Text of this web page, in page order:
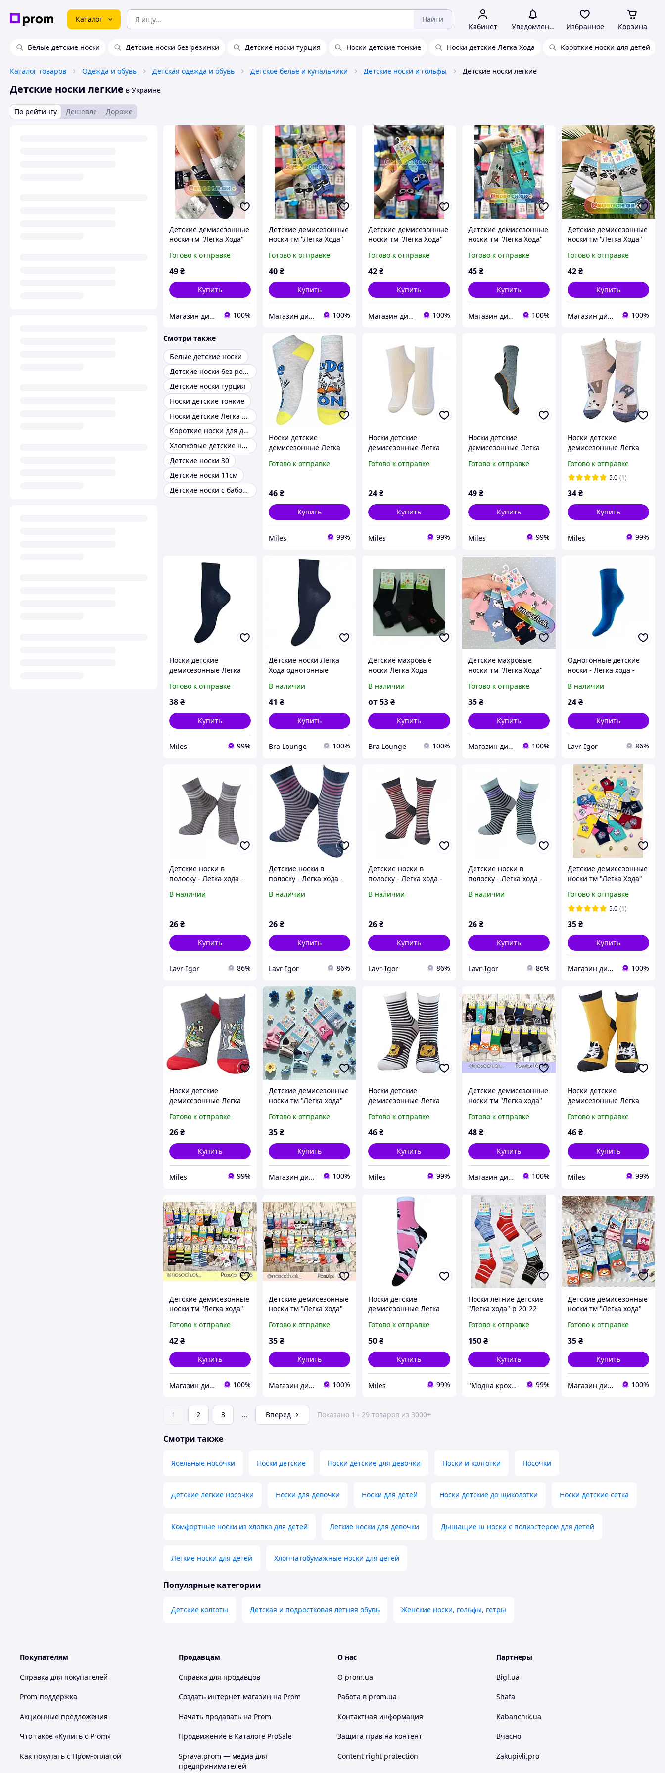
Каталог Найти
Кабинет Уведомления Избранное Корзина
Белые детские носки Детские носки без резинки Детские носки турция Носки детские тонкие Носки детские Легка Хода Короткие носки для детей
Каталог товаров Одежда и обувь Детская одежда и обувь Детское белье и купальники Детские носки и гольфы Детские носки легкие
Детские носки легкие в Украине
По рейтингу Дешевле Дороже
Детские демисезонные
носки тм "Легка Хода"
Готово к отправке
49₴
Купить
Магазин дитячої та дорослої білизни "Носоч`ОК" 100%
Детские демисезонные
носки тм "Легка Хода"
Готово к отправке
40₴
Купить
Магазин дитячої та дорослої білизни "Носоч`ОК" 100%
Детские демисезонные
носки тм "Легка Хода"
Готово к отправке
42₴
Купить
Магазин дитячої та дорослої білизни "Носоч`ОК" 100%
Детские демисезонные
носки тм "Легка Хода"
Готово к отправке
45 ₴
Купить
Магазин дитячої та дорослої білизни "Носоч`ОК" 100%
Детские демисезонные
носки тм "Легка Хода"
Готово к отправке
42₴
Купить
Магазин дитячої та дорослої білизни "Носоч`ОК" 100%
Смотри также
Белые детские носки
Детские носки без резинки
Детские носки турция
Носки детские тонкие
Носки детские Легка Хода
Короткие носки для детей
Хлопковые детские носки
Детские носки 30
Детские носки 11см
Детские носки с бабочкой
Носки детские
демисезонные Легка
22-24р. Серебро-
Готово к отправке
46₴
Купить
Miles 99%
Носки детские
демисезонные Легка
Готово к отправке
24₴
Купить
Miles 99%
Носки детские
демисезонные Легка
Темно-серый меланж
Готово к отправке
49 ₴
Купить
Miles 99%
Носки детские
демисезонные Легка
меланж
Готово к отправке
5.0 (1)
34₴
Купить
Miles 99%
Носки детские
демисезонные Легка
16р. Марине
Готово к отправке
38₴
Купить
Miles 99%
Детские носки Легка
Хода однотонные
В наличии
41 ₴
Купить
Bra Lounge 100%
Детские махровые
носки Легка Хода
В наличии
от53₴
Купить
Bra Lounge 100%
Детские махровые
носки тм "Легка Хода"
Готово к отправке
35 ₴
Купить
Магазин дитячої та дорослої білизни "Носоч`ОК" 100%
Однотонные детские
носки - Легка хода -
В наличии
24₴
Купить
Lavr-Igor 86%
Детские носки в
полоску - Легка хода -
В наличии
26₴
Купить
Lavr-Igor 86%
Детские носки в
полоску - Легка хода -
В наличии
26₴
Купить
Lavr-Igor 86%
Детские носки в
полоску - Легка хода -
В наличии
26₴
Купить
Lavr-Igor 86%
Детские носки в
полоску - Легка хода -
В наличии
26 ₴
Купить
Lavr-Igor 86%
Детские демисезонные
носки тм "Легка Хода"
Готово к отправке
5.0 (1)
35₴
Купить
Магазин дитячої та дорослої білизни "Носоч`ОК" 100%
Носки детские
демисезонные Легка
14-16р. Марине-
меланж
Готово к отправке
26₴
Купить
Miles 99%
Детские демисезонные
носки тм "Легка хода"
Готово к отправке
35₴
Купить
Магазин дитячої та дорослої білизни "Носоч`ОК" 100%
Носки детские
демисезонные Легка
Белый
Готово к отправке
46₴
Купить
Miles 99%
Детские демисезонные
носки тм "Легка хода"
Готово к отправке
48 ₴
Купить
Магазин дитячої та дорослої білизни "Носоч`ОК" 100%
Носки детские
демисезонные Легка
Горчичный
Готово к отправке
46₴
Купить
Miles 99%
Детские демисезонные
носки тм "Легка хода"
Готово к отправке
42₴
Купить
Магазин дитячої та дорослої білизни "Носоч`ОК" 100%
Детские демисезонные
носки тм "Легка хода"
Готово к отправке
35₴
Купить
Магазин дитячої та дорослої білизни "Носоч`ОК" 100%
Носки детские
демисезонные Легка
Розовый
Готово к отправке
50₴
Купить
Miles 99%
Носки летние детские
"Легка хода" р 20-22
Готово к отправке
150 ₴
Купить
"Модна кроха" Iнтернет-магазин дитячого одягу та взуття в роздріб 99%
Детские демисезонные
носки тм "Легка хода"
года
Готово к отправке
35₴
Купить
Магазин дитячої та дорослої білизни "Носоч`ОК" 100%
1 2 3 ... Вперед Показано 1 - 29 товаров из 3000+
Смотри также
Ясельные носочки Носки детские Носки детские для девочки Носки и колготки Носочки
Детские легкие носочки Носки для девочки Носки для детей Носки детские до щиколотки Носки детские сетка
Комфортные носки из хлопка для детей Легкие носки для девочки Дышащие ш носки с полиэстером для детей
Легкие носки для детей Хлопчатобумажные носки для детей
Популярные категории
Детские колготы Детская и подростковая летняя обувь Женские носки, гольфы, гетры
Покупателям
Справка для покупателей
Prom-поддержка
Акционные предложения
Что такое «Купить с Prom»
Как покупать с Пром-оплатой
Продавцам
Справка для продавцов
Создать интернет-магазин на Prom
Начать продавать на Prom
Продвижение в Каталоге ProSale
Sprava.prom — медиа для
предпринимателей
О нас
О prom.ua
Работа в prom.ua
Контактная информация
Защита прав на контент
Content right protection
Партнеры
Bigl.ua
Shafa
Kabanchik.ua
Вчасно
Zakupivli.pro